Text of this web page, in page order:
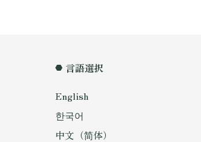
言語選択
English
한국어
中文（简体）